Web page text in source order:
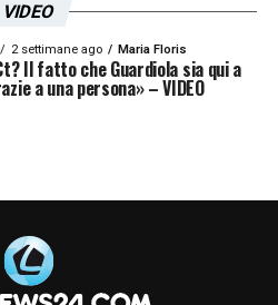
VIDEO
2 settimane ago Maria Floris
Il fatto che Guardiola sia qui a
a una persona» – VIDEO